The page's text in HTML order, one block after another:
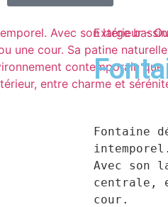
Extérieur -
Fontaine
intemporel.
Avec son
centrale,
cour.